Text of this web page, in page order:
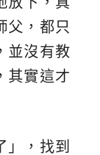
父，都只
並沒有教
其實這才
」，找到